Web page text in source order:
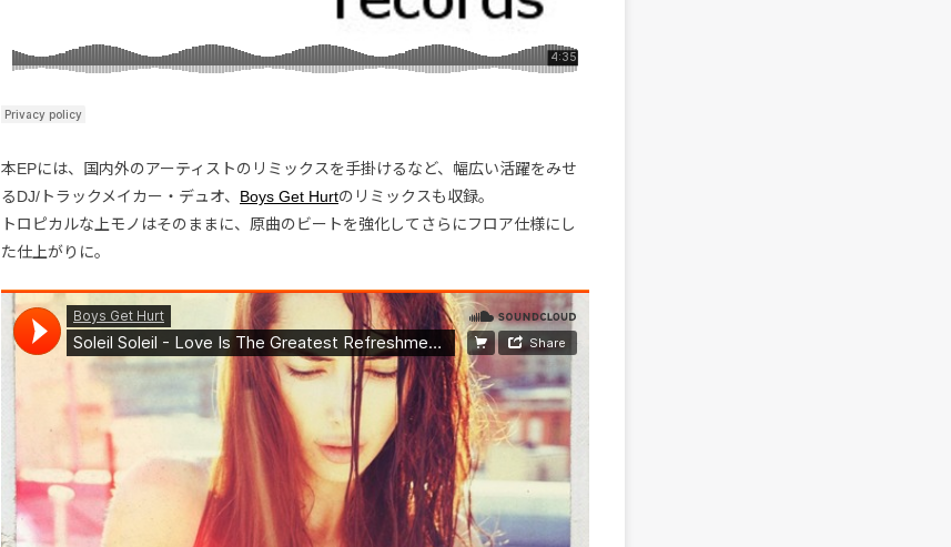
本EPには、国内外のアーティストのリミックスを手掛けるなど、幅広い活躍をみせ
るDJ/トラックメイカー・デュオ、 Boys Get Hurtのリミックスも収録。
トロピカルな上モノはそのままに、原曲のビートを強化してさらにフロア仕様にし
た仕上がりに。